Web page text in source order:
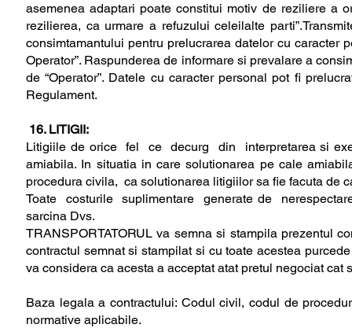
asemenea adaptari poate constitui motiv de reziliere a
rezilierea, ca urmare a refuzului celeilalte
consimtamantului pentru prelucrarea datelor cu caracter
Operator”. Raspunderea de informare si prevalare a
de “Operator”. Datele cu caracter personal pot fi
Regulament.
16. LITIGII:
Litigiile de orice fel ce decurg din interpretarea si
amiabila. In situatia in care solutionarea pe cale
procedura civila, ca solutionarea litigiilor sa fie facuta de
Toate costurile suplimentare generate de
sarcina Dvs.
TRANSPORTATORUL va semna si stampila prezentul
contractul semnat si stampilat si cu toate acestea
va considera ca acesta a acceptat atat pretul negociat cat
Baza legala a contractului: Codul civil, codul de
normative aplicabile.